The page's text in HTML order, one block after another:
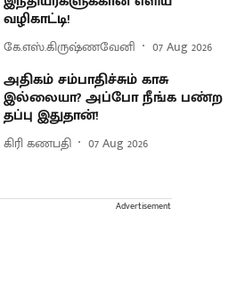
வழிகாட்டி!
கே.எஸ்.கிருஷ்ணவேனி 07 Aug 2026
அதிகம் சம்பாதிச்சும் காசு
இல்லையா? அப்போ நீங்க பண்ற
தப்பு இதுதான்!
கிரி கணபதி 07 Aug 2026
Advertisement